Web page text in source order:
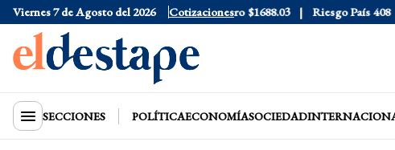
Viernes 7 de Agosto del 2026 Cotizaciones
$1530 Dólar CCL $1577.3 Euro $1688.03 Riesgo País 408 Dólar
SECCIONES POLÍTICAECONOMÍASOCIEDAD